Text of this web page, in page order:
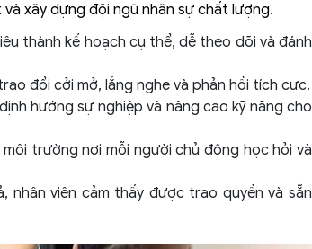
xây dựng đội ngũ nhân sự chất lượng.
thành kế hoạch cụ thể, dễ theo dõi và đánh
đổi cởi mở, lắng nghe và phản hồi tích cực.
hướng sự nghiệp và nâng cao kỹ năng cho
môi trường nơi mỗi người chủ động học hỏi và
nhân viên cảm thấy được trao quyền và sẵn